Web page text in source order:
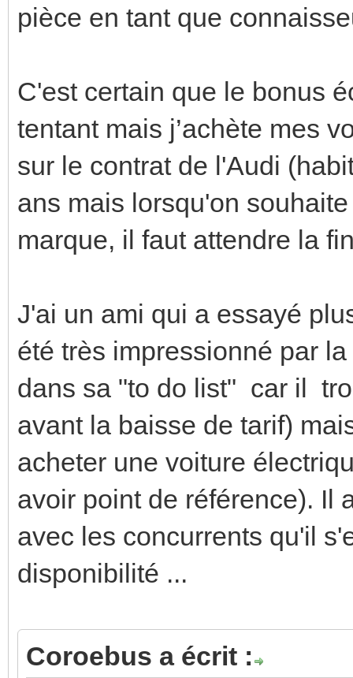
pièce en tant que
C'est certain que le bonus
tentant mais j’achète mes
sur le contrat de l'Audi
ans mais lorsqu'on
marque, il faut attendre la
J'ai un ami qui a essayé
été très impressionné par
dans sa "to do list" car il
avant la baisse de tarif)
acheter une voiture
avoir point de référence). Il
avec les concurrents qu'il
disponibilité ...
Coroebus a écrit :